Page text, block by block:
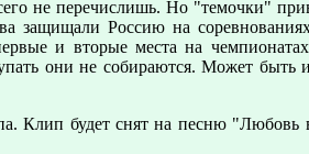
не перечислишь. Но "темочки"
защищали Россию на
и вторые места на
они не собираются. Может
Клип будет снят на песню "Любовь